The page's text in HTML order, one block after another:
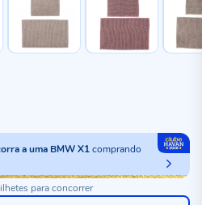
a uma BMW X1comprando
para concorrer